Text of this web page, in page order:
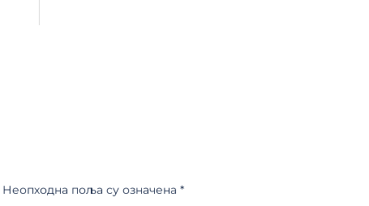
Неопходна поља су означена *